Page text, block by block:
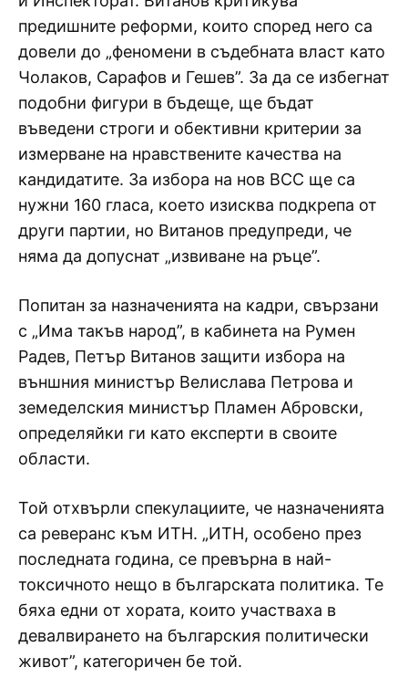
предишните реформи, които според него са
довели до „феномени в съдебната власт като
Чолаков, Сарафов и Гешев”. За да се избегнат
подобни фигури в бъдеще, ще бъдат
въведени строги и обективни критерии за
измерване на нравствените качества на
кандидатите. За избора на нов ВСС ще са
нужни 160 гласа, което изисква подкрепа от
други партии, но Витанов предупреди, че
няма да допуснат „извиване на ръце”.
Попитан за назначенията на кадри, свързани
с „Има такъв народ”, в кабинета на Румен
Радев, Петър Витанов защити избора на
външния министър Велислава Петрова и
земеделския министър Пламен Абровски,
определяйки ги като експерти в своите
области.
Той отхвърли спекулациите, че назначенията
са реверанс към ИТН. „ИТН, особено през
последната година, се превърна в най-
токсичното нещо в българската политика. Те
бяха едни от хората, които участваха в
девалвирането на българския политически
живот”, категоричен бе той.